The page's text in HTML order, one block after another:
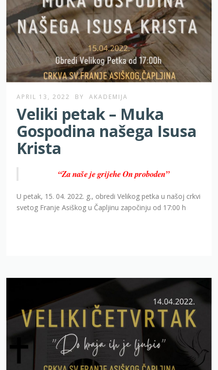
APRIL 13, 2022 BY AKADEMIJA
Veliki petak – Muka
Gospodina našega Isusa
Krista
“Za naše je grijehe On proboden”
U petak, 15. 04. 2022. g., obredi Velikog petka u našoj crkvi
svetog Franje Asiškog u Čapljinu započinju od 17:00 h